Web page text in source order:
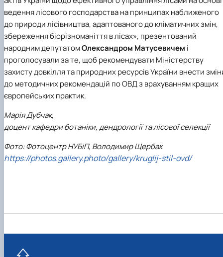
ведення лісового господарства на принципах наближеного
до природи лісівництва, адаптованого до кліматичних змін,
збереження біорізноманіття в лісах», презентований
народним депутатомОлександром Матусевичем і
проголосували за те, щоб рекомендувати Міністерству
захисту довкілля та природних ресурсів України внести
до методичних рекомендацій по ОВД з врахуванням кращих
європейських практик.
Марія Дубчак,
доцент кафедри ботаніки, дендрології та лісової селекції
Фото: Фотоцентр НУБіП, Володимир Щербак
https://photos.gallery.photo/gallery/kruglij-stil-ovd/